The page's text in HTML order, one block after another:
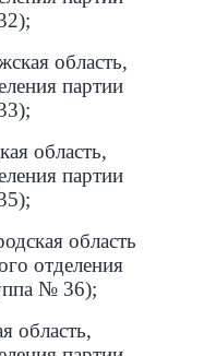
область,
партии
область,
партии
область
отделения
№ 36);
область,